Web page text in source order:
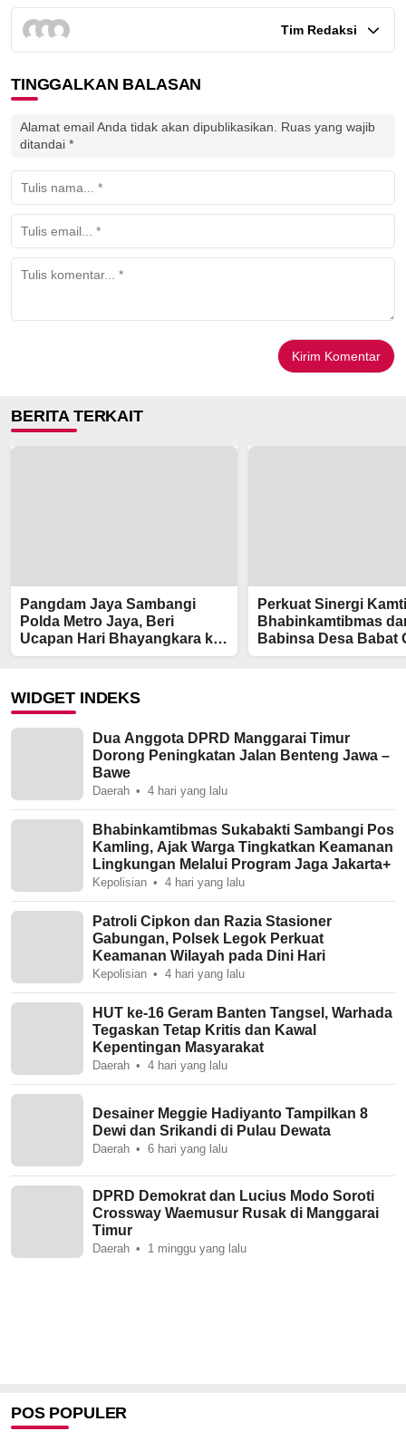
Tim Redaksi
TINGGALKAN BALASAN
Alamat email Anda tidak akan dipublikasikan.
Ruas yang wajib
ditandai *
BERITA TERKAIT
Pangdam Jaya Sambangi
Polda Metro Jaya, Beri
Ucapan Hari Bhayangkara ke-
80
Perkuat Sinergi
Bhabinkamtibmas
Babinsa Desa Babat
Royong Bersama
WIDGET INDEKS
Dua Anggota DPRD Manggarai Timur
Dorong Peningkatan Jalan Benteng Jawa –
Bawe
Daerah 4 hari yang lalu
Bhabinkamtibmas Sukabakti Sambangi Pos
Kamling, Ajak Warga Tingkatkan Keamanan
Lingkungan Melalui Program Jaga Jakarta+
Kepolisian 4 hari yang lalu
Patroli Cipkon dan Razia Stasioner
Gabungan, Polsek Legok Perkuat
Keamanan Wilayah pada Dini Hari
Kepolisian 4 hari yang lalu
HUT ke-16 Geram Banten Tangsel, Warhada
Tegaskan Tetap Kritis dan Kawal
Kepentingan Masyarakat
Daerah 4 hari yang lalu
Desainer Meggie Hadiyanto Tampilkan 8
Dewi dan Srikandi di Pulau Dewata
Daerah 6 hari yang lalu
DPRD Demokrat dan Lucius Modo Soroti
Crossway Waemusur Rusak di Manggarai
Timur
Daerah 1 minggu yang lalu
POS POPULER